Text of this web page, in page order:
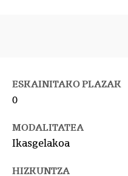
ESKAINITAKO PLAZAK
0
MODALITATEA
Ikasgelakoa
HIZKUNTZA